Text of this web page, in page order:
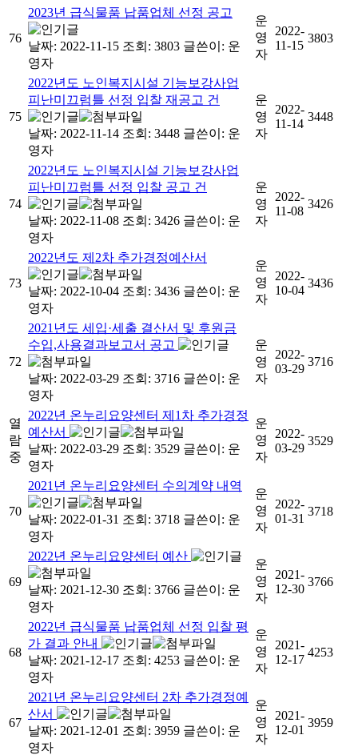
76
2023년 급식물품 납품업체 선정 공고
날짜: 2022-11-15 조회: 3803 글쓴이: 운
영자
운
영
자
2022-
11-15
3803
75
2022년도 노인복지시설 기능보강사업
피난미끄럼틀 선정 입찰 재공고 건
날짜: 2022-11-14 조회: 3448 글쓴이: 운
영자
운
영
자
2022-
11-14
3448
74
2022년도 노인복지시설 기능보강사업
피난미끄럼틀 선정 입찰 공고 건
날짜: 2022-11-08 조회: 3426 글쓴이: 운
영자
운
영
자
2022-
11-08
3426
73
2022년도 제2차 추가경정예산서
날짜: 2022-10-04 조회: 3436 글쓴이: 운
영자
운
영
자
2022-
10-04
3436
72
2021년도 세입·세출 결산서 및 후원금
수입,사용결과보고서 공고
날짜: 2022-03-29 조회: 3716 글쓴이: 운
영자
운
영
자
2022-
03-29
3716
열
람
중
2022년 온누리요양센터 제1차 추가경정
예산서
날짜: 2022-03-29 조회: 3529 글쓴이: 운
영자
운
영
자
2022-
03-29
3529
70
2021년 온누리요양센터 수의계약 내역
날짜: 2022-01-31 조회: 3718 글쓴이: 운
영자
운
영
자
2022-
01-31
3718
69
2022년 온누리요양센터 예산
날짜: 2021-12-30 조회: 3766 글쓴이: 운
영자
운
영
자
2021-
12-30
3766
68
2022년 급식물품 납품업체 선정 입찰 평
가 결과 안내
날짜: 2021-12-17 조회: 4253 글쓴이: 운
영자
운
영
자
2021-
12-17
4253
67
2021년 온누리요양센터 2차 추가경정예
산서
날짜: 2021-12-01 조회: 3959 글쓴이: 운
영자
운
영
자
2021-
12-01
3959